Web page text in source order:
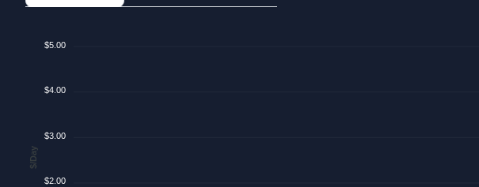
$5.00
$4.00
$3.00
$2.00
$/Day